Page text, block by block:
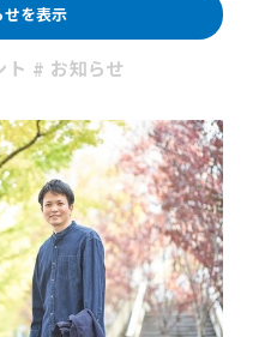
を表示
ト お知らせ